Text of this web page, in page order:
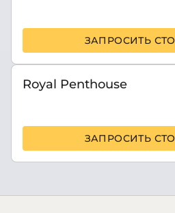
ЗАПРОСИТЬ
Royal Penthouse
ЗАПРОСИТЬ